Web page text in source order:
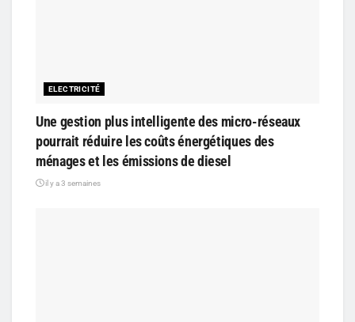
ELECTRICITÉ
Une gestion plus intelligente des micro-réseaux
pourrait réduire les coûts énergétiques des
ménages et les émissions de diesel
il y a 3 semaines